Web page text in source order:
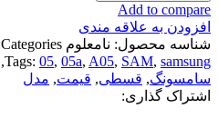
Add to compare
افزودن به علاقه مندی
شناسه محصول: نامعلوم Categories:
Tags: 05, 05a, A05, SAM, samsung
,
سامسونگ, قسطی, قیمت, مدل
اشتراک گذاری: